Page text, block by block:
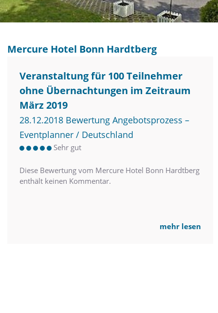
Mercure Hotel Bonn Hardtberg
Veranstaltung für 100 Teilnehmer
ohne Übernachtungen im Zeitraum
März 2019
28.12.2018 Bewertung Angebotsprozess –
Eventplanner / Deutschland
Sehr gut
Diese Bewertung vom Mercure Hotel Bonn Hardtberg
enthält keinen Kommentar.
mehr lesen